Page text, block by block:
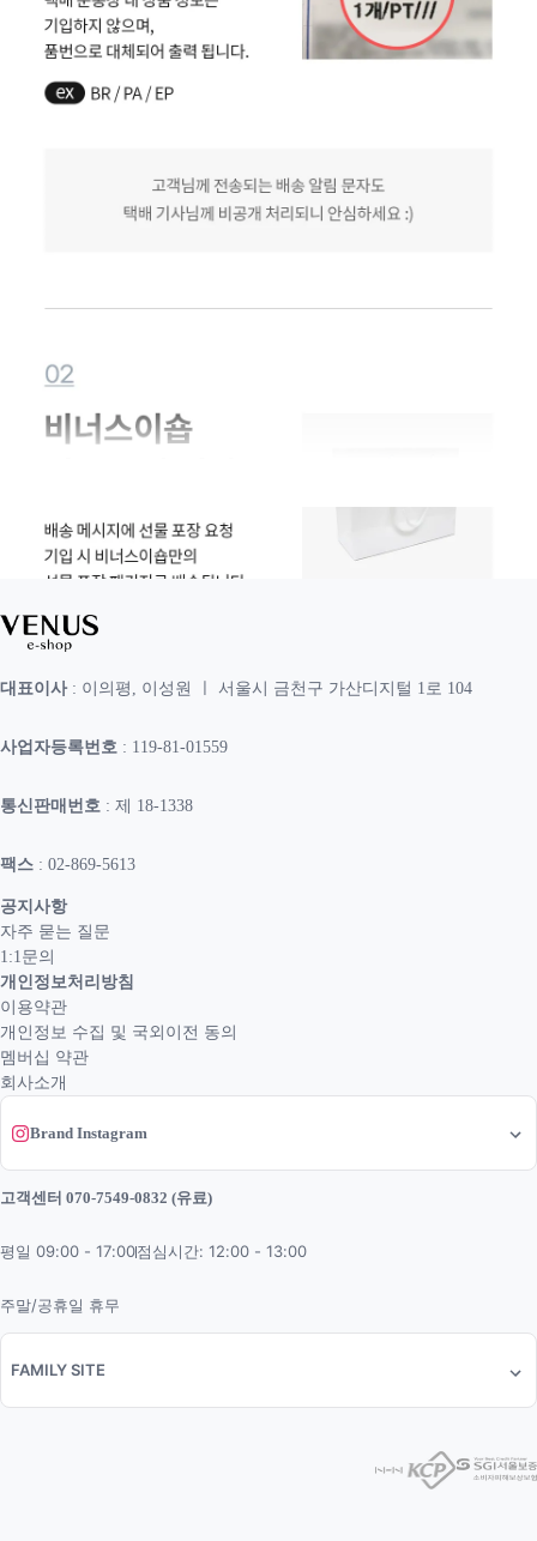
대표이사: 이의평, 이성원 ㅣ 서울시 금천구 가산디지털 1로 104
사업자등록번호 : 119-81-01559
통신판매번호 : 제 18-1338
팩스 : 02-869-5613
공지사항
자주 묻는 질문
1:1문의
개인정보처리방침
이용약관
개인정보 수집 및 국외이전 동의
멤버십 약관
회사소개
Brand Instagram
고객센터 070-7549-0832 (유료)
평일 09:00 - 17:00점심시간: 12:00 - 13:00
주말/공휴일 휴무
FAMILY SITE